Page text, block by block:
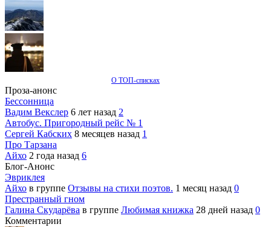
О ТОП-списках
Проза-анонс
Бессонница
Вадим Векслер 6 лет назад 2
Автобус. Пригородный рейс № 1
Сергей Кабских 8 месяцев назад 1
Про Тарзана
Айхо 2 года назад 6
Блог-Анонс
Эвриклея
Айхо в группе Отзывы на стихи поэтов. 1 месяц назад 0
Престранный гном
Галина Скударёва в группе Любимая книжка 28 дней назад 0
Комментарии